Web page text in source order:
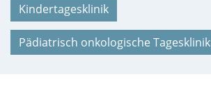
Kindertagesklinik
Pädiatrisch onkologische